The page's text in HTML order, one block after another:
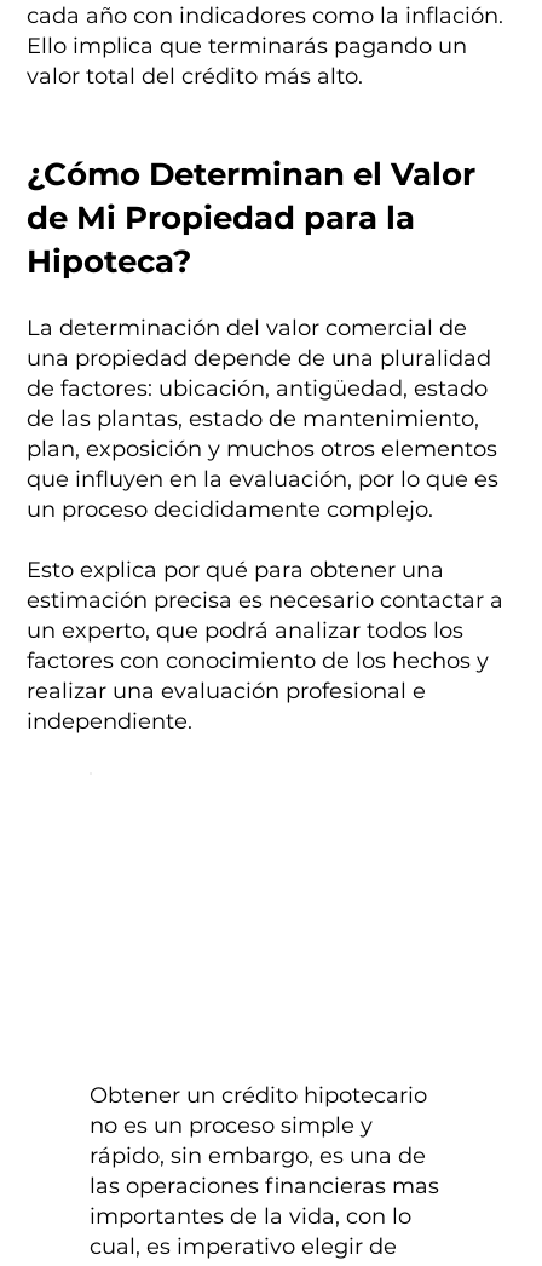
Obtener un crédito hipotecario
no es un proceso simple y
rápido, sin embargo, es una de
las operaciones financieras mas
importantes de la vida, con lo
cual, es imperativo elegir de
cada año con indicadores como la inflación.
Ello implica que terminarás pagando un
valor total del crédito más alto.
¿Cómo Determinan el Valor
de Mi Propiedad para la
Hipoteca?
La determinación del valor comercial de
una propiedad depende de una pluralidad
de factores: ubicación, antigüedad, estado
de las plantas, estado de mantenimiento,
plan, exposición y muchos otros elementos
que influyen en la evaluación, por lo que es
un proceso decididamente complejo.
Esto explica por qué para obtener una
estimación precisa es necesario contactar a
un experto, que podrá analizar todos los
factores con conocimiento de los hechos y
realizar una evaluación profesional e
independiente.